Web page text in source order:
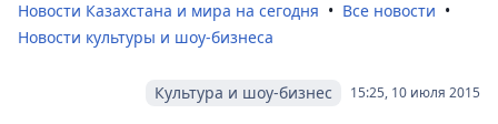
Новости Казахстана и мира на сегодня
Все новости
Новости культуры и шоу-бизнеса
15:25, 10 июля 2015
Культура и шоу-бизнес